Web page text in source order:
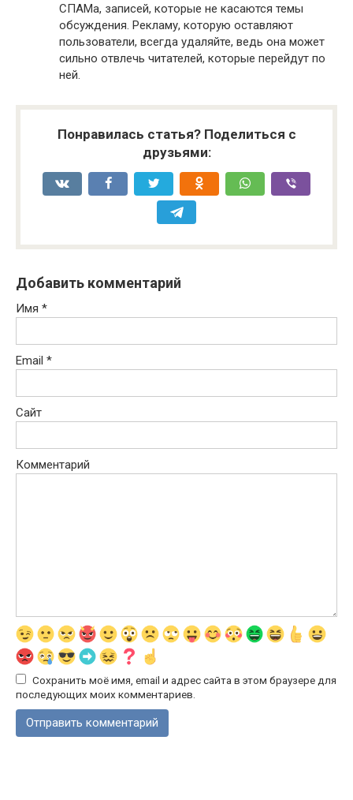
СПАМа, записей, которые не касаются темы
обсуждения. Рекламу, которую оставляют
пользователи, всегда удаляйте, ведь она может
сильно отвлечь читателей, которые перейдут по
ней.
Понравилась статья? Поделиться с
друзьями:
Добавить комментарий
Имя *
Email *
Сайт
Комментарий
Сохранить моё имя, email и адрес сайта в этом браузере для
последующих моих комментариев.